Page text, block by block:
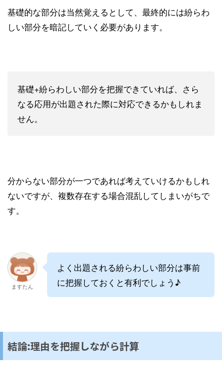
基礎的な部分は当然覚えるとして、最終的には紛らわ
しい部分を暗記していく必要があります。
基礎+紛らわしい部分を把握できていれば、さら
なる応用が出題された際に対応できるかもしれま
せん。
分からない部分が一つであれば考えていけるかもしれ
ないですが、複数存在する場合混乱してしまいがちで
す。
ますたん
よく出題される紛らわしい部分は事前
に把握しておくと有利でしょう♪
結論:理由を把握しながら計算